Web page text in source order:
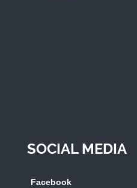
SOCIAL MEDIA
Facebook